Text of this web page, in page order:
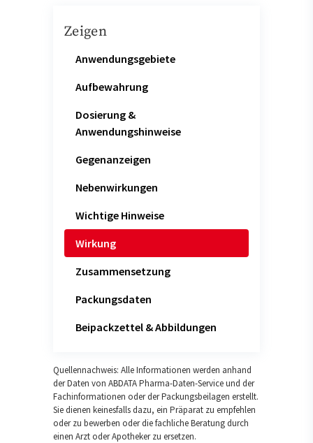
Zeigen
Anwendungsgebiete
Aufbewahrung
Dosierung &
Anwendungshinweise
Gegenanzeigen
Nebenwirkungen
Wichtige Hinweise
Wirkung
Zusammensetzung
Packungsdaten
Beipackzettel & Abbildungen
Quellennachweis: Alle Informationen werden anhand
der Daten von ABDATA Pharma-Daten-Service und der
Fachinformationen oder der Packungsbeilagen erstellt.
Sie dienen keinesfalls dazu, ein Präparat zu empfehlen
oder zu bewerben oder die fachliche Beratung durch
einen Arzt oder Apotheker zu ersetzen.